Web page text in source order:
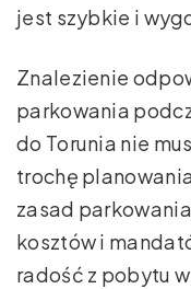
jest szybkie i
Znalezienie
parkowania
do Torunia nie
trochę
zasad
kosztów i
radość z pobytu